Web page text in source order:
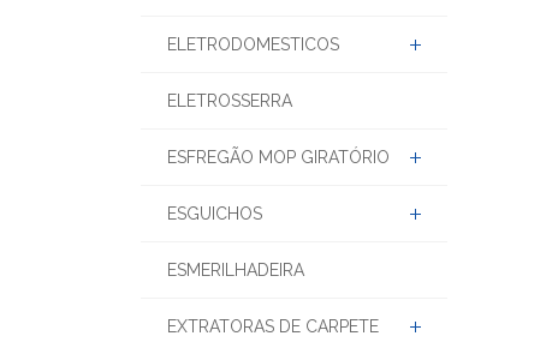
ELÉTRICA
ELETRODOMESTICOS
ELETROSSERRA
ESFREGÃO MOP GIRATÓRIO
ESGUICHOS
ESMERILHADEIRA